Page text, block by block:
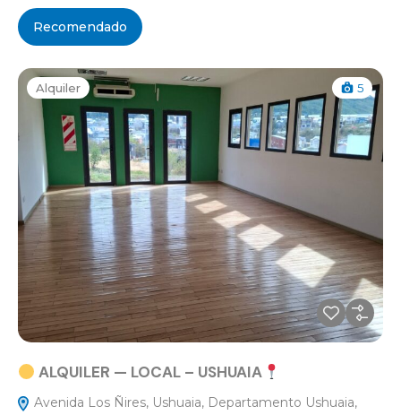
Recomendado
Alquiler 5
ALQUILER — LOCAL – USHUAIA
Avenida Los Ñires, Ushuaia, Departamento Ushuaia,